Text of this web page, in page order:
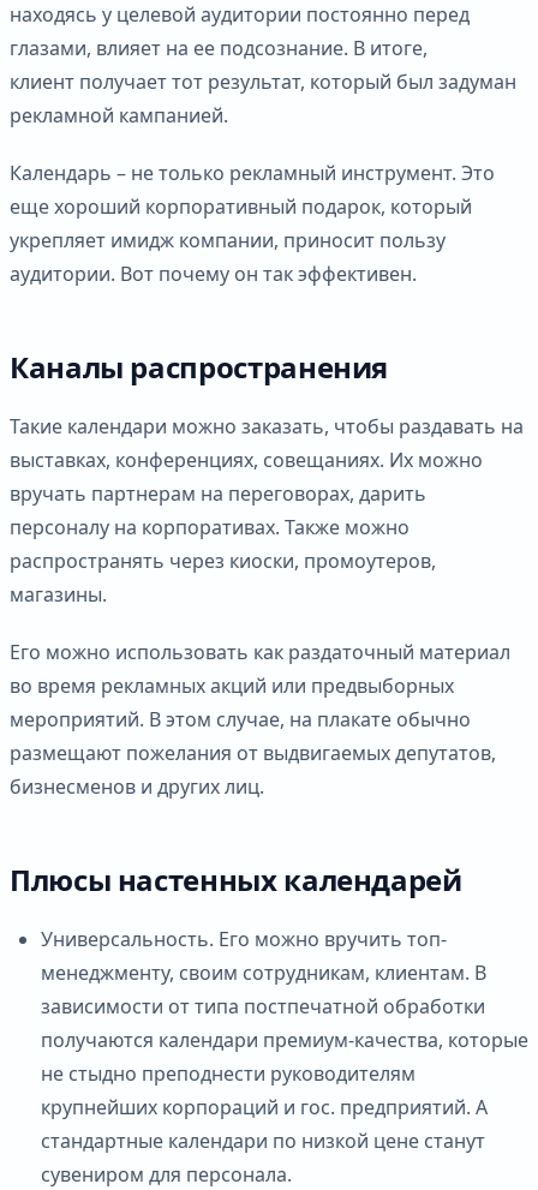
находясь у целевой аудитории постоянно перед
глазами, влияет на ее подсознание. В итоге,
клиент получает тот результат, который был задуман
рекламной кампанией.
Календарь – не только рекламный инструмент. Это
еще хороший корпоративный подарок, который
укрепляет имидж компании, приносит пользу
аудитории. Вот почему он так эффективен.
Каналы распространения
Такие календари можно заказать, чтобы раздавать на
выставках, конференциях, совещаниях. Их можно
вручать партнерам на переговорах, дарить
персоналу на корпоративах. Также можно
распространять через киоски, промоутеров,
магазины.
Его можно использовать как раздаточный материал
во время рекламных акций или предвыборных
мероприятий. В этом случае, на плакате обычно
размещают пожелания от выдвигаемых депутатов,
бизнесменов и других лиц.
Плюсы настенных календарей
Универсальность. Его можно вручить топ-
менеджменту, своим сотрудникам, клиентам. В
зависимости от типа постпечатной обработки
получаются календари премиум-качества, которые
не стыдно преподнести руководителям
крупнейших корпораций и гос. предприятий. А
стандартные календари по низкой цене станут
сувениром для персонала.